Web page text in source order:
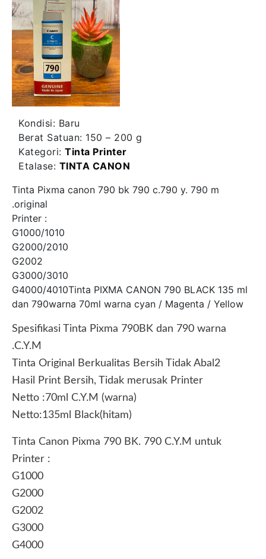
Kondisi: Baru
Berat Satuan: 150 – 200 g
Kategori: Tinta Printer
Etalase: TINTA CANON
Tinta Pixma canon 790 bk 790 c.790 y. 790 m
.original
Printer :
G1000/1010
G2000/2010
G2002
G3000/3010
G4000/4010Tinta PIXMA CANON 790 BLACK 135 ml
dan 790warna 70ml warna cyan / Magenta / Yellow
Spesifikasi Tinta Pixma 790BK dan 790 warna
.C.Y.M
Tinta Original Berkualitas Bersih Tidak Abal2
Hasil Print Bersih, Tidak merusak Printer
Netto :70ml C.Y.M (warna)
Netto:135ml Black(hitam)
Tinta Canon Pixma 790 BK. 790 C.Y.M untuk
Printer :
G1000
G2000
G2002
G3000
G4000